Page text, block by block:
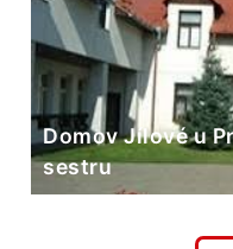
Domov Jílové u
sestru